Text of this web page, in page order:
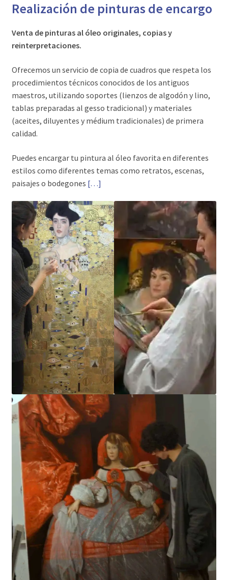
Realización de pinturas de encargo
Venta de pinturas al óleo originales, copias y
reinterpretaciones.
Ofrecemos un servicio de copia de cuadros que respeta los
procedimientos técnicos conocidos de los antiguos
maestros, utilizando soportes (lienzos de algodón y lino,
tablas preparadas al gesso tradicional) y materiales
(aceites, diluyentes y médium tradicionales) de primera
calidad.
Puedes encargar tu pintura al óleo favorita en diferentes
estilos como diferentes temas como retratos, escenas,
paisajes o bodegones […]